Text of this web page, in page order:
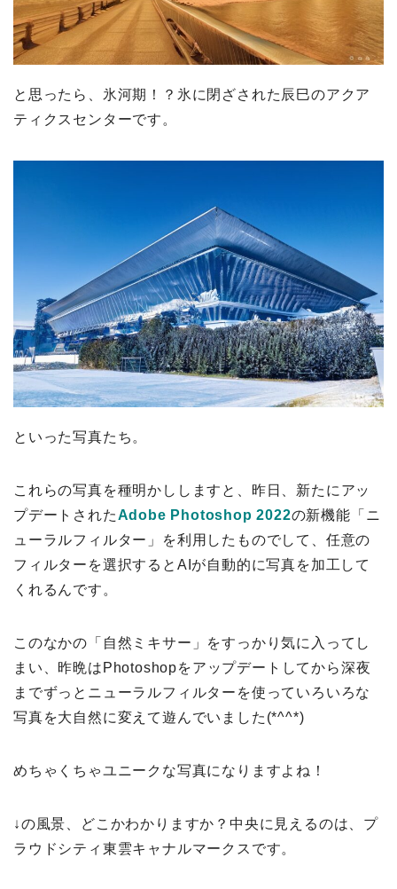
と思ったら、氷河期！？氷に閉ざされた辰巳のアクア
ティクスセンターです。
といった写真たち。
これらの写真を種明かししますと、昨日、新たにアッ
プデートされたAdobe Photoshop 2022の新機能「ニ
ューラルフィルター」を利用したものでして、任意の
フィルターを選択するとAIが自動的に写真を加工して
くれるんです。
このなかの「自然ミキサー」をすっかり気に入ってし
まい、昨晩はPhotoshopをアップデートしてから深夜
までずっとニューラルフィルターを使っていろいろな
写真を大自然に変えて遊んでいました(*^^*)
めちゃくちゃユニークな写真になりますよね！
↓の風景、どこかわかりますか？中央に見えるのは、プ
ラウドシティ東雲キャナルマークスです。